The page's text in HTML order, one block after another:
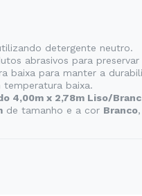
detergente neutro.
abrasivos para
baixa para manter a
temperatura baixa.
4,00m x 2,78m Liso/
de tamanho e a cor Branco